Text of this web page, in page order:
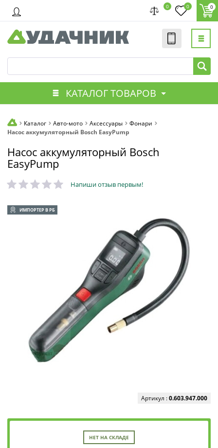
0 0 0
КАТАЛОГ ТОВАРОВ
Каталог Авто-мото Аксессуары
Фонари
Насос аккумуляторный Bosch EasyPump
Насос аккумуляторный Bosch
EasyPump
Напиши отзыв первым!
ИМПОРТЕР В РБ
Артикул :0.603.947.000
НЕТ НА СКЛАДЕ